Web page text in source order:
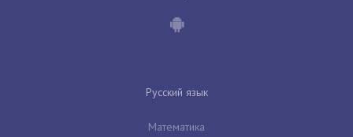
Русский язык
Математика